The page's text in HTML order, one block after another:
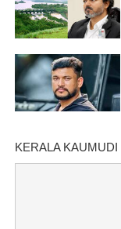
KERALA KAUMUDI